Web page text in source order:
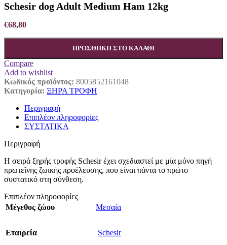
Schesir dog Adult Medium Ham 12kg
€68,80
ΠΡΟΣΘΉΚΗ ΣΤΟ ΚΑΛΆΘΙ
Compare
Add to wishlist
Κωδικός προϊόντος: 8005852161048
Κατηγορία: ΞΗΡΑ ΤΡΟΦΗ
Περιγραφή
Επιπλέον πληροφορίες
ΣΥΣΤΑΤΙΚΑ
Περιγραφή
Η σειρά ξηρής τροφής Schesir έχει σχεδιαστεί με μία μόνο πηγή
πρωτεΐνης ζωικής προέλευσης, που είναι πάντα το πρώτο
συστατικό στη σύνθεση.
Επιπλέον πληροφορίες
Μέγεθος ζώου
Μεσαία
Εταιρεία Schesir